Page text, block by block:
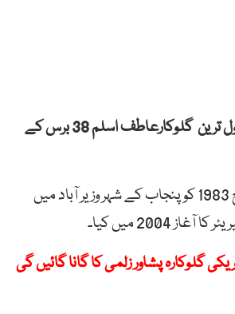
ترین گلوکارعاطفاسلم
38 برس کے
عاطف اسلم 12مارچ 1983 کو پنجاب کے شہر وزیر آباد میں
2004 میں کیا۔
گلوکارہ پشاور زلمی کا گانا گائیں گی